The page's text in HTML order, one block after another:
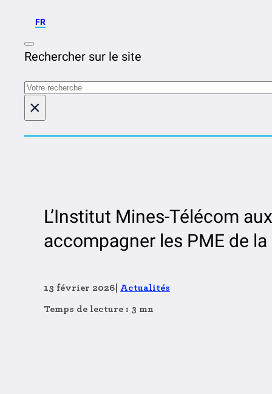
FR
Rechercher sur le site
Rechercher
×
L’Institut Mines-Télécom
accompagner les PME de
13 février 2026 Actualités
Temps de lecture : 3 mn